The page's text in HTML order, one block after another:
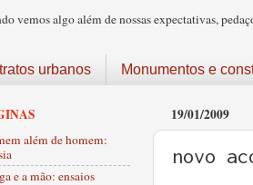
vemos algo além de nossas expectativas,
urbanos Monumentos e
19/01/2009
novo
além de homem:
e a mão: ensaios